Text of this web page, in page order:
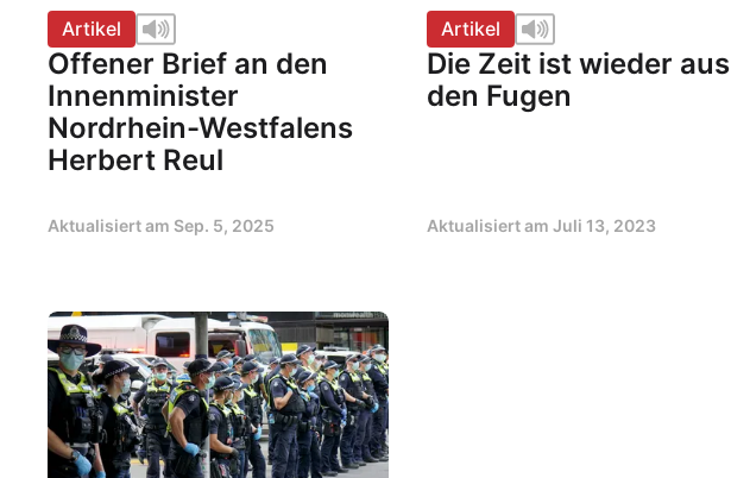
Artikel
Offener Brief an den
Innenminister
Nordrhein-Westfalens
Herbert Reul
Aktualisiert am Sep. 5, 2025
Artikel
Die Zeit ist wieder aus
den Fugen
Aktualisiert amJuli 13, 2023